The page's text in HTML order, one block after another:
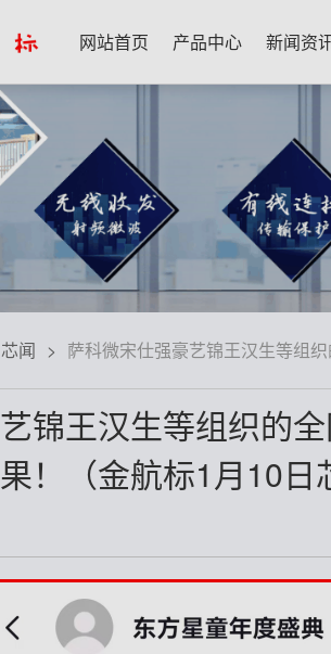
网站首页 产品中心
微波天线
转接线
座子弹片
双工器
接器
母接插件
种定制
新闻资
闻
讯
问
萃
生态圈
品
例
流
强们
们
议
策
闻 萨科微宋仕强豪艺锦王汉生等组
锦王汉生等组织的
！（金航标1月10日